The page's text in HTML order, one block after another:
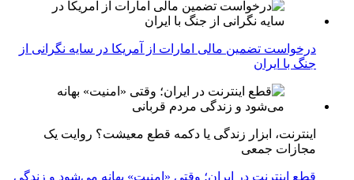
درخواست تضمین مالی امارات از آمریکا در سایه نگرانی از
جنگ با ایران
اینترنت، ابزار زندگی یا دکمه قطع معیشت؟ روایت یک
مجازات جمعی
قطع اینترنت در ایران؛ وقتی «امنیت» بهانه می‌شود و زندگی